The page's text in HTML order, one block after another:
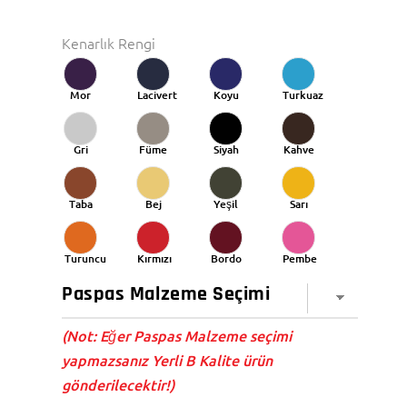
Kenarlık Rengi
Mor Lacivert
Koyu
Mavi
Turkuaz
Gri Füme Siyah Kahve
Taba Bej Yeşil Sarı
Turuncu Kırmızı Bordo Pembe
(Not: Eğer Paspas Malzeme seçimi
yapmazsanız Yerli B Kalite ürün
gönderilecektir!)